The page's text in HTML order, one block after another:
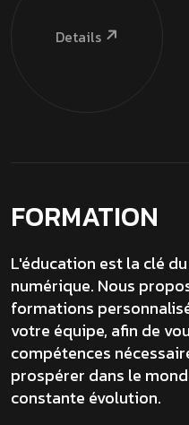
Details
FORMATION
L'éducation est la clé
numérique. Nous
formations
votre équipe, afin de
compétences
prospérer dans le
constante évolution.